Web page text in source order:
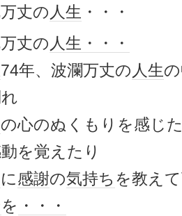
丈の人生 ・・・
丈の人生 ・・・
74年、波瀾万丈の人生
の心のぬくもりを感じ
を覚えたり
に感謝の気持ち を教え
を ・・・